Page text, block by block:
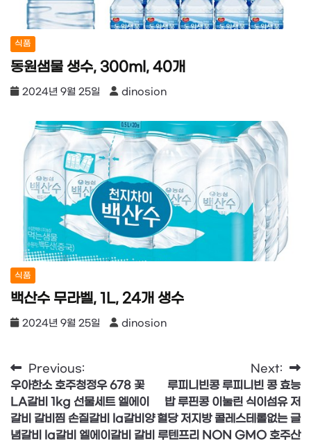
식품
동원샘물 생수, 300ml, 40개
2024년 9월 25일 dinosion
식품
백산수 무라벨, 1L, 24개 생수
2024년 9월 25일 dinosion
글
탐
색
Previous:
우아한소 호주청정우 678 꽃
LA갈비 1kg 선물세트 엘에이
갈비 갈비찜 손질갈비 la갈비양
념갈비 la갈비 엘에이갈비 갈비
Next:
루피니빈콩 루피니빈 콩 효능
밥 루핀콩 이눌린 식이섬유 저
혈당 저지방 콜레스테롤없는 글
루텐프리 NON GMO 호주산